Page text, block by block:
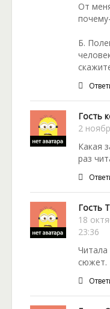
От
Б.
Гость
2
Какая
раз
Гость
18
23:36
сюжет.